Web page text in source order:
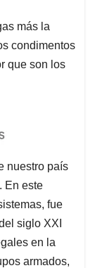
más la
condimentos
que son los
nuestro país
En este
fue
siglo XXI
en la
armados,